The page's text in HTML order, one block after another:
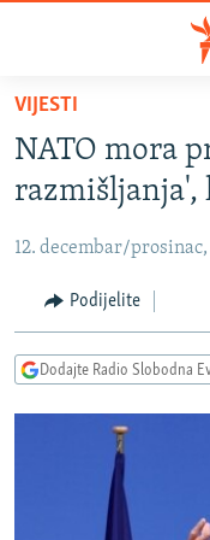
Pređite
glavni
sadržaj
na
navigaciju
Pređite
na
BOSNA I
KOSOVO
CRNA GORA
VIDEO
FOTOGALERIJE
INFOGRAFIKE
PODCASTI
RAT U UKRAJINI
KINA NA BALKANU
RSE PRIČE IZ SVIJETA
VIJESTI
NATO mora
razmišljanja',
12. decembar/prosinac,
Podijelite
Dodajte Radio Slobodna